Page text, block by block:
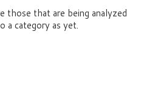
those that are being analyzed
a category as yet.